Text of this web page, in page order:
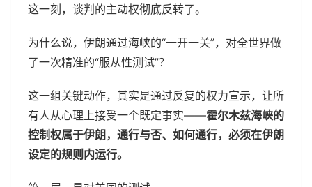
这一刻，谈判的主动权彻底反转了。
为什么说，伊朗通过海峡的“一开一关”，对全世界做
了一次精准的“服从性测试”？
这一组关键动作，其实是通过反复的权力宣示，让所
有人从心理上接受一个既定事实——霍尔木兹海峡的
控制权属于伊朗，通行与否、如何通行，必须在伊朗
设定的规则内运行。